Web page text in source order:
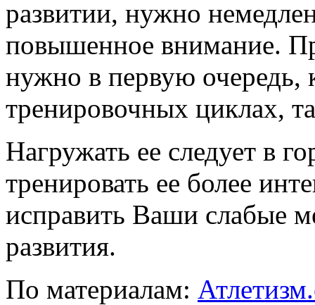
развитии, нужно
повышенное внимание.
нужно в первую очередь,
тренировочных циклах,
Нагружать ее следует в
тренировать ее более
исправить Ваши слабые
развития.
По материалам: